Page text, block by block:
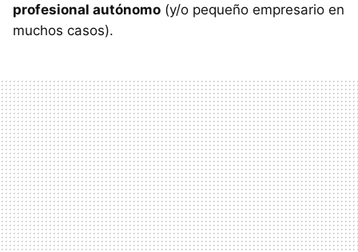
profesional autónomo (y/o pequeño empresario en
muchos casos).